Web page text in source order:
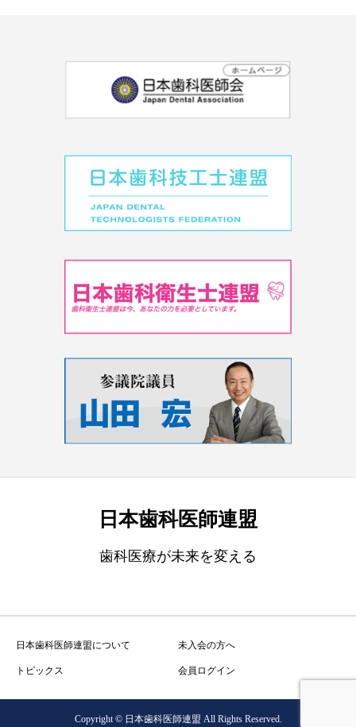
日本歯科医師連盟
歯科医療が未来を変える
日本歯科医師連盟について 未入会の方へ
トピックス 会員ログイン
Copyright © 日本歯科医師連盟 All Rights Reserved.